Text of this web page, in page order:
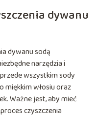
dywanu
dywanu sodą
narzędzia i
wszystkim sody
miękkim włosiu oraz
Ważne jest, aby mieć
czyszczenia